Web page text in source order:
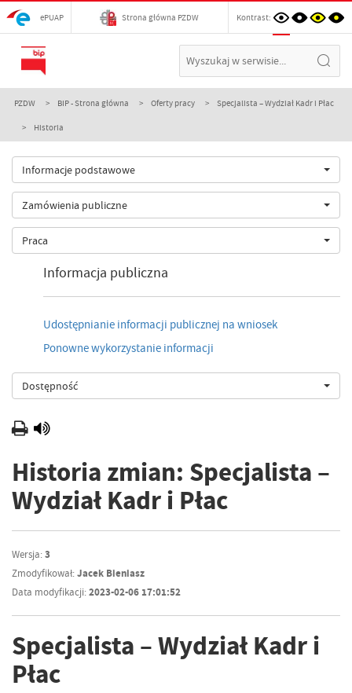
ePUAP Strona główna PZDW Kontrast:
PZDW BIP - Strona główna Oferty pracy Specjalista – Wydział Kadr i Płac
Historia
Informacje podstawowe
Zamówienia publiczne
Praca
Informacja publiczna
Udostępnianie informacji publicznej na wniosek
Ponowne wykorzystanie informacji
Dostępność
Historia zmian: Specjalista –
Wydział Kadr i Płac
Wersja:3
Zmodyfikował:Jacek Bieniasz
Data modyfikacji:2023-02-06 17:01:52
Specjalista – Wydział Kadr i
Płac